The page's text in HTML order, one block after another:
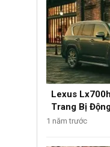
Lexus
Trang Bị
Kép
1 năm trước